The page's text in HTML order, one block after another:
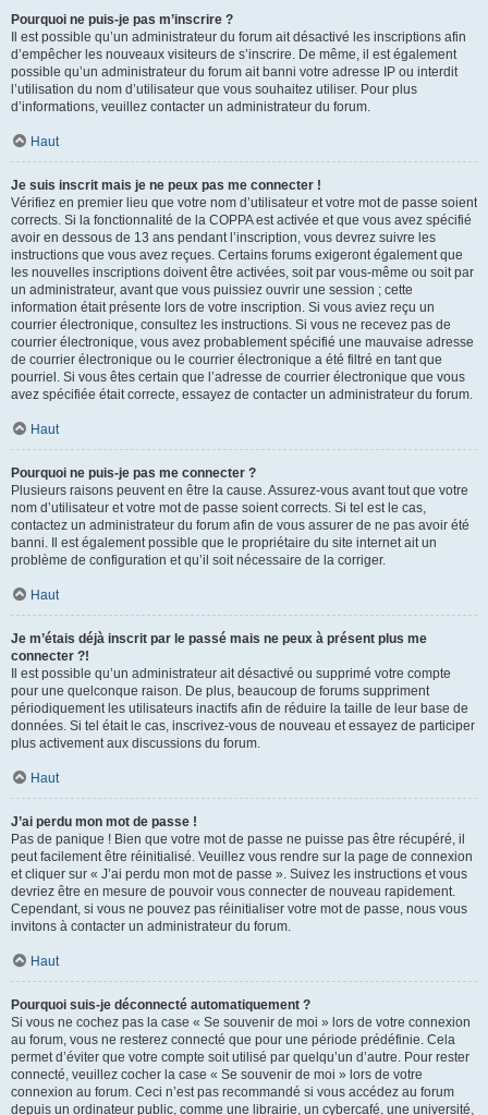
Pourquoi ne puis-je pas m’inscrire ?
Il est possible qu’un administrateur du forum ait désactivé les inscriptions afin
d’empêcher les nouveaux visiteurs de s’inscrire. De même, il est également
possible qu’un administrateur du forum ait banni votre adresse IP ou interdit
l’utilisation du nom d’utilisateur que vous souhaitez utiliser. Pour plus
d’informations, veuillez contacter un administrateur du forum.
Haut
Je suis inscrit mais je ne peux pas me connecter !
Vérifiez en premier lieu que votre nom d’utilisateur et votre mot de passe soient
corrects. Si la fonctionnalité de la COPPA est activée et que vous avez spécifié
avoir en dessous de 13 ans pendant l’inscription, vous devrez suivre les
instructions que vous avez reçues. Certains forums exigeront également que
les nouvelles inscriptions doivent être activées, soit par vous-même ou soit par
un administrateur, avant que vous puissiez ouvrir une session ; cette
information était présente lors de votre inscription. Si vous aviez reçu un
courrier électronique, consultez les instructions. Si vous ne recevez pas de
courrier électronique, vous avez probablement spécifié une mauvaise adresse
de courrier électronique ou le courrier électronique a été filtré en tant que
pourriel. Si vous êtes certain que l’adresse de courrier électronique que vous
avez spécifiée était correcte, essayez de contacter un administrateur du forum.
Haut
Pourquoi ne puis-je pas me connecter ?
Plusieurs raisons peuvent en être la cause. Assurez-vous avant tout que votre
nom d’utilisateur et votre mot de passe soient corrects. Si tel est le cas,
contactez un administrateur du forum afin de vous assurer de ne pas avoir été
banni. Il est également possible que le propriétaire du site internet ait un
problème de configuration et qu’il soit nécessaire de la corriger.
Haut
Je m’étais déjà inscrit par le passé mais ne peux à présent plus me
connecter ?!
Il est possible qu’un administrateur ait désactivé ou supprimé votre compte
pour une quelconque raison. De plus, beaucoup de forums suppriment
périodiquement les utilisateurs inactifs afin de réduire la taille de leur base de
données. Si tel était le cas, inscrivez-vous de nouveau et essayez de participer
plus activement aux discussions du forum.
Haut
J’ai perdu mon mot de passe !
Pas de panique ! Bien que votre mot de passe ne puisse pas être récupéré, il
peut facilement être réinitialisé. Veuillez vous rendre sur la page de connexion
et cliquer sur « J’ai perdu mon mot de passe ». Suivez les instructions et vous
devriez être en mesure de pouvoir vous connecter de nouveau rapidement.
Cependant, si vous ne pouvez pas réinitialiser votre mot de passe, nous vous
invitons à contacter un administrateur du forum.
Haut
Pourquoi suis-je déconnecté automatiquement ?
Si vous ne cochez pas la case « Se souvenir de moi » lors de votre connexion
au forum, vous ne resterez connecté que pour une période prédéfinie. Cela
permet d’éviter que votre compte soit utilisé par quelqu’un d’autre. Pour rester
connecté, veuillez cocher la case « Se souvenir de moi » lors de votre
connexion au forum. Ceci n’est pas recommandé si vous accédez au forum
depuis un ordinateur public, comme une librairie, un cybercafé, une université,